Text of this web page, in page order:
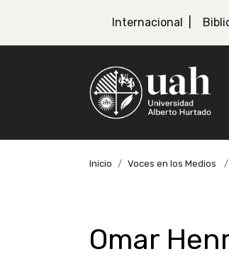
Internacional
Inicio Voces en los Medios
Omar